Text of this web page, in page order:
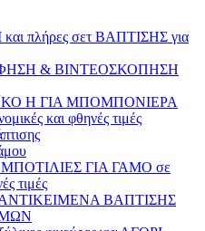
πλήρες σετ ΒΑΠΤΙΣΗΣ για
& ΒΙΝΤΕΟΣΚΟΠΗΣΗ
Η ΓΙΑ ΜΠΟΜΠΟΝΙΕΡΑ
και φθηνές τιμές
ΓΙΑ ΓΑΜΟ σε
τιμές
ΒΑΠΤΙΣΗΣ